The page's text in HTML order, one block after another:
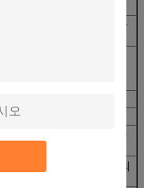
된 4개까지 색깔을 (또한
바탕을 두는, 색깔과 양
급여받는 30% 예금에 의